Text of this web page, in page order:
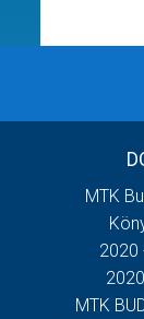
MTK
2020
MTK